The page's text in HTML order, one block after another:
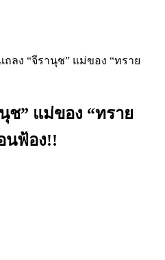
ถลง “จีรานุช” แม่ของ “ทราย
ช” แม่ของ “ทราย
นฟ้อง!!